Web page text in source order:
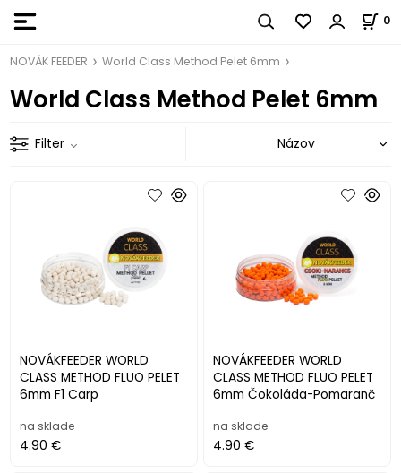
0
NOVÁK FEEDER World Class Method Pelet 6mm
World Class Method Pelet 6mm
Filter
NOVÁKFEEDER WORLD
CLASS METHOD FLUO PELET
6mm F1 Carp
na sklade
4.90 €
NOVÁKFEEDER WORLD
CLASS METHOD FLUO PELET
6mm Čokoláda-Pomaranč
na sklade
4.90 €